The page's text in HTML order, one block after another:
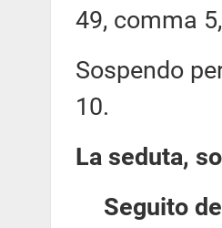
49, comma
Sospendo
10.
La seduta,
Seguito